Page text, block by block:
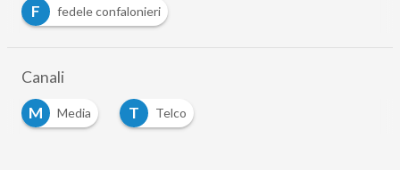
F
fedele confalonieri
Canali
M
Media T Telco